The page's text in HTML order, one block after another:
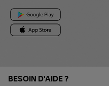
BESOIN D'AIDE ?